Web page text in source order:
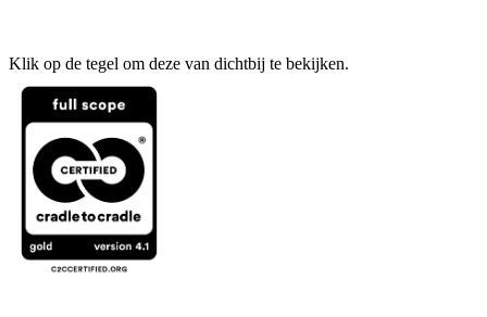
Klik op de tegel om deze van dichtbij te bekijken.